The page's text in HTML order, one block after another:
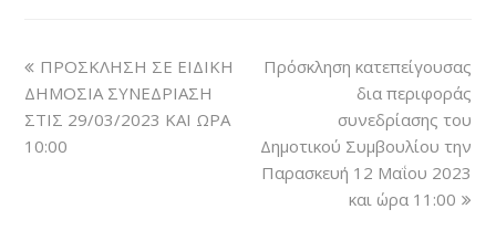
ΠΡΟΣΚΛΗΣΗ ΣΕ ΕΙΔΙΚΗ
ΔΗΜΟΣΙΑ ΣΥΝΕΔΡΙΑΣΗ
ΣΤΙΣ 29/03/2023 ΚΑΙ ΩΡΑ
10:00
Πρόσκληση κατεπείγουσας
δια περιφοράς
συνεδρίασης του
Δημοτικού Συμβουλίου την
Παρασκευή 12 Μαΐου 2023
και ώρα 11:00